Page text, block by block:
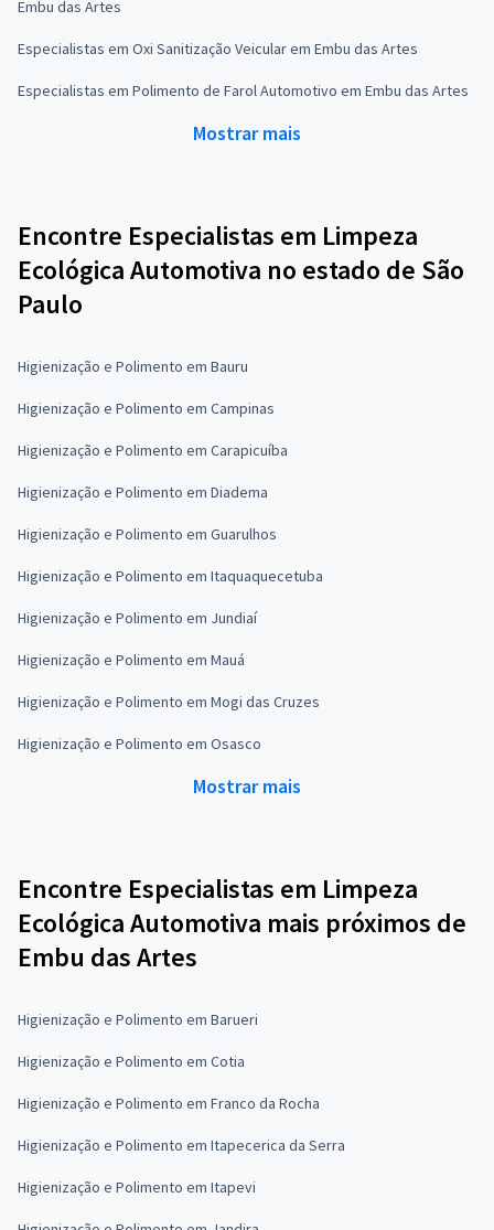
Embu das Artes
Especialistas em Oxi Sanitização Veicular em Embu das Artes
Especialistas em Polimento de Farol Automotivo em Embu das Artes
Mostrar mais
Encontre Especialistas em Limpeza
Ecológica Automotiva no estado de São
Paulo
Higienização e Polimento em Bauru
Higienização e Polimento em Campinas
Higienização e Polimento em Carapicuíba
Higienização e Polimento em Diadema
Higienização e Polimento em Guarulhos
Higienização e Polimento em Itaquaquecetuba
Higienização e Polimento em Jundiaí
Higienização e Polimento em Mauá
Higienização e Polimento em Mogi das Cruzes
Higienização e Polimento em Osasco
Mostrar mais
Encontre Especialistas em Limpeza
Ecológica Automotiva mais próximos de
Embu das Artes
Higienização e Polimento em Barueri
Higienização e Polimento em Cotia
Higienização e Polimento em Franco da Rocha
Higienização e Polimento em Itapecerica da Serra
Higienização e Polimento em Itapevi